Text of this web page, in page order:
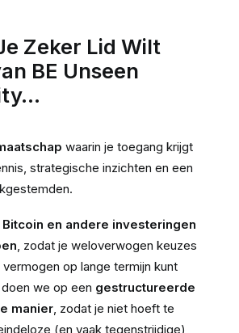
Zeker Lid Wilt
BE Unseen
waarin je toegang krijgt
strategische inzichten en een
Bitcoin en andere investeringen
, zodat je weloverwogen keuzes
op lange termijn kunt
we op een gestructureerde
manier, zodat je niet hoeft te
(en vaak tegenstrijdige)